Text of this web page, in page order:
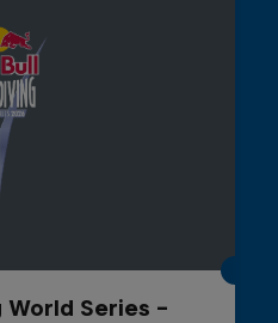
World Series -